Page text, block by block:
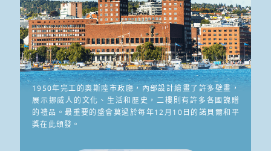
1950年完工的奧斯陸市政廳，內部設計繪畫了許多壁畫，
展示挪威人的文化、生活和歷史，二樓則有許多各國餽贈
的禮品。最重要的盛會莫過於每年12月10日的諾貝爾和平
獎在此頒發。